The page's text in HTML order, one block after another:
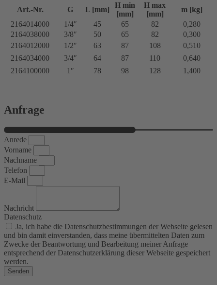
Art.-Nr. G L [mm]
H min
[mm]
H max
[mm]
m [kg]
2164014000
1/4″ 45 65 82
0,280
2164038000
3/8″ 50 65 82
0,300
2164012000
1/2″ 63 87 108
0,510
2164034000
3/4″ 64 87 110
0,640
2164100000
1″ 78 98 128 1,400
Anfrage
Anrede
Vorname
Nachname
Telefon
E-Mail
Nachricht
Datenschutz
Ja, ich habe die Datenschutzbestimmungen der Webseite gelesen
und bin damit einverstanden, dass meine übermittelten Daten zum
Zwecke der Beantwortung und Bearbeitung meiner Anfrage
entsprechend der Datenschutzerklärung dieser Webseite gespeichert
werden.
Senden